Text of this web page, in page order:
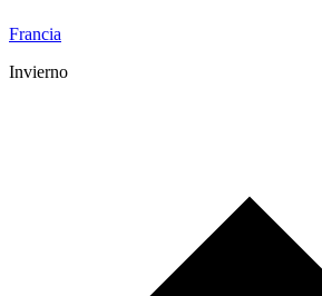
Francia
Invierno